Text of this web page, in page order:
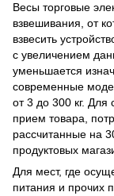
Весы торговые
взвешивания, от
взвесить
с увеличением
уменьшается
современные
от 3 до 300 кг. Для
прием товара,
рассчитанные на
продуктовых
Для мест, где
питания и прочих